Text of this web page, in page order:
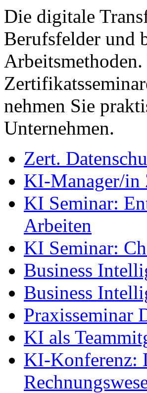
Die digitale
Berufsfelder und
nehmen Sie
Unternehmen.
Zert.
KI-Manager/
KI Seminar:
Arbeiten
KI Seminar:
Business
Business
Praxisseminar
KI als
KI-Konferenz: